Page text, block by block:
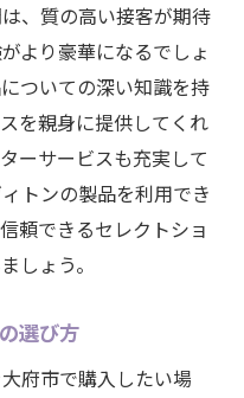
、質の高い接客が期待
より豪華になるでしょ
ついての深い知識を持
を親身に提供してくれ
ーサービスも充実して
トンの製品を利用でき
頼できるセレクトショ
しょう。
選び方
府市で購入したい場